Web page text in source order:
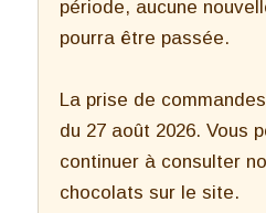
période, aucune
pourra être passée.
La prise de
du 27 août 2026. Vous
continuer à consulter
chocolats sur le site.